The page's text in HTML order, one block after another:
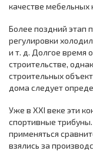
качестве мебельных
Более поздний этап
регулировки
и т. д. Долгое время
строительстве,
строительных
дома следует
Уже в XXI веке эти
спортивные
применяться
взялись за